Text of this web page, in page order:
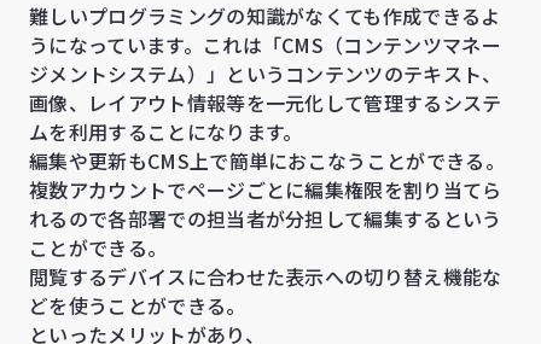
難しいプログラミングの知識がなくても作成できるよ
うになっています。これは「CMS（コンテンツマネー
ジメントシステム）」というコンテンツのテキスト、
画像、レイアウト情報等を一元化して管理するシステ
ムを利用することになります。
編集や更新もCMS上で簡単におこなうことができる。
複数アカウントでページごとに編集権限を割り当てら
れるので各部署での担当者が分担して編集するという
ことができる。
閲覧するデバイスに合わせた表示への切り替え機能な
どを使うことができる。
といったメリットがあり、